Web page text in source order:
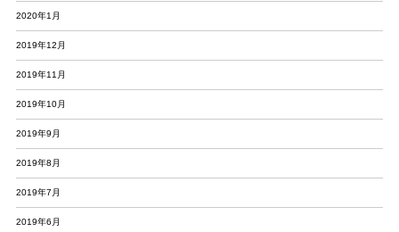
2020年1月
2019年12月
2019年11月
2019年10月
2019年9月
2019年8月
2019年7月
2019年6月